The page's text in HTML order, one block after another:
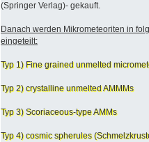
(Springer Verlag)- gekauft.
Danach werden Mikrometeoriten in
eingeteilt:
Typ 1) Fine grained unmelted
Typ 2) crystalline unmelted AMMMs
Typ 3) Scoriaceous-type AMMs
Typ 4) cosmic spherules